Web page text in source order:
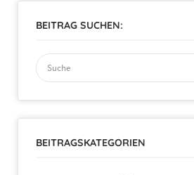
BEITRAG SUCHEN:
Suchen
nach:
BEITRAGSKATEGORIEN